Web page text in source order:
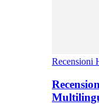
Recensioni